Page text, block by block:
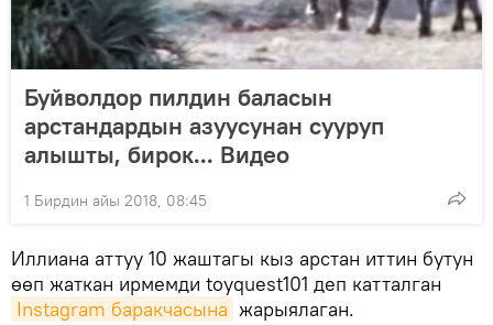
Буйволдор пилдин баласын
арстандардын азуусунан сууруп
алышты, бирок... Видео
1 Бирдин айы 2018, 08:45
Иллиана аттуу 10 жаштагы кыз арстан иттин бутун
өөп жаткан ирмемди toyquest101 деп катталган
Instagram баракчасына жарыялаган.